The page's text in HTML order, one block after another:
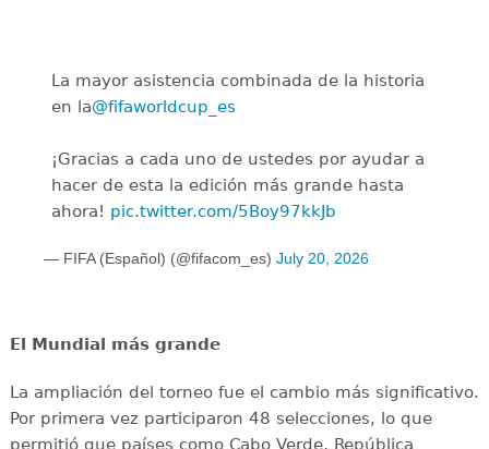
La mayor asistencia combinada de la historia
en la@fifaworldcup_es
¡Gracias a cada uno de ustedes por ayudar a
hacer de esta la edición más grande hasta
ahora! pic.twitter.com/5Boy97kkJb
— FIFA (Español) (@fifacom_es) July 20, 2026
El Mundial más grande
La ampliación del torneo fue el cambio más significativo.
Por primera vez participaron 48 selecciones, lo que
permitió que países como Cabo Verde, República